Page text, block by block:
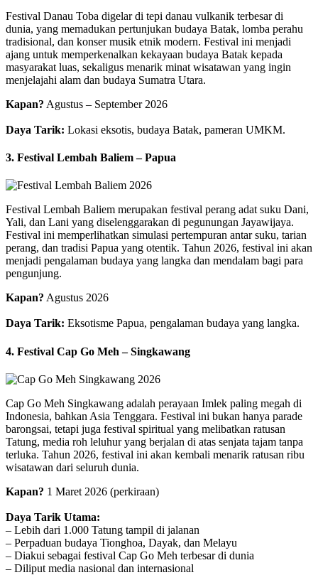
Festival Danau Toba digelar di tepi danau vulkanik terbesar di
dunia, yang memadukan pertunjukan budaya Batak, lomba perahu
tradisional, dan konser musik etnik modern. Festival ini menjadi
ajang untuk memperkenalkan kekayaan budaya Batak kepada
masyarakat luas, sekaligus menarik minat wisatawan yang ingin
menjelajahi alam dan budaya Sumatra Utara.
Kapan? Agustus – September 2026
Daya Tarik: Lokasi eksotis, budaya Batak, pameran UMKM.
3. Festival Lembah Baliem – Papua
Festival Lembah Baliem merupakan festival perang adat suku Dani,
Yali, dan Lani yang diselenggarakan di pegunungan Jayawijaya.
Festival ini memperlihatkan simulasi pertempuran antar suku, tarian
perang, dan tradisi Papua yang otentik. Tahun 2026, festival ini akan
menjadi pengalaman budaya yang langka dan mendalam bagi para
pengunjung.
Kapan? Agustus 2026
Daya Tarik: Eksotisme Papua, pengalaman budaya yang langka.
4. Festival Cap Go Meh – Singkawang
Cap Go Meh Singkawang adalah perayaan Imlek paling megah di
Indonesia, bahkan Asia Tenggara. Festival ini bukan hanya parade
barongsai, tetapi juga festival spiritual yang melibatkan ratusan
Tatung, media roh leluhur yang berjalan di atas senjata tajam tanpa
terluka. Tahun 2026, festival ini akan kembali menarik ratusan ribu
wisatawan dari seluruh dunia.
Kapan? 1 Maret 2026 (perkiraan)
Daya Tarik Utama:
– Lebih dari 1.000 Tatung tampil di jalanan
– Perpaduan budaya Tionghoa, Dayak, dan Melayu
– Diakui sebagai festival Cap Go Meh terbesar di dunia
– Diliput media nasional dan internasional